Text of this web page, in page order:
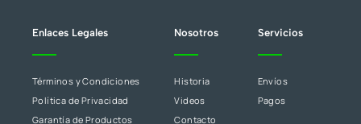
Enlaces Legales
Términos y Condiciones
Política de Privacidad
Garantía de Productos
Nosotros
Historia
Videos
Contacto
Servicios
Envíos
Pagos